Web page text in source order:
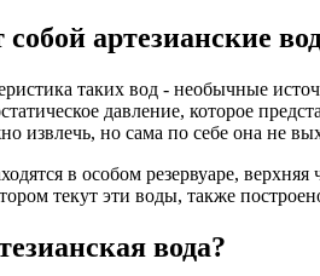
артезианские
таких вод - необычные
давление, которое
извлечь, но сама по себе она не
в особом резервуаре,
текут эти воды, также
вода?